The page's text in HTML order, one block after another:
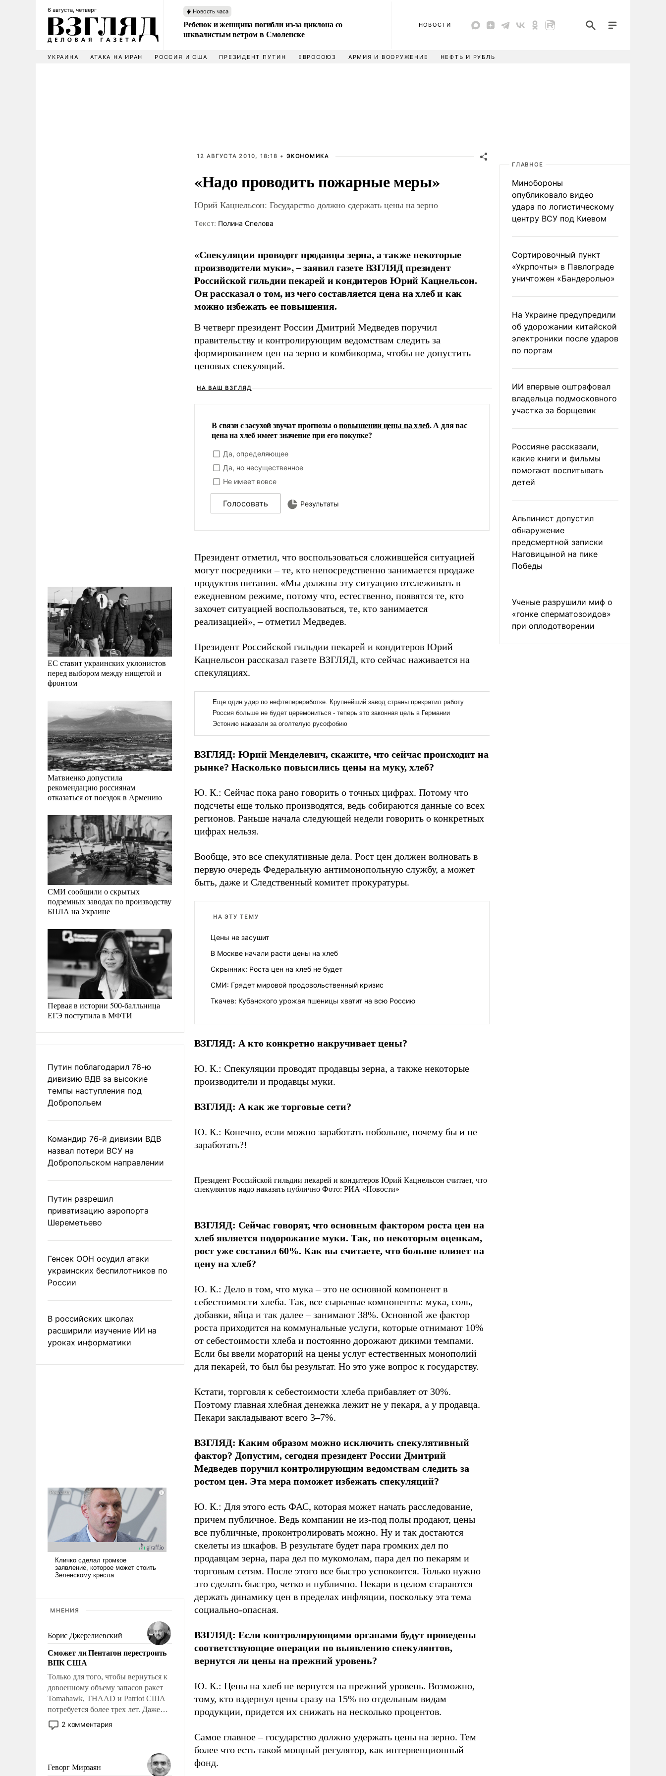
6 августа, четверг Новость часа
Ребенок и женщина погибли из-за циклона со
шквалистым ветром в Смоленске
НОВОСТИ
УКРАИНА АТАКА НА ИРАН РОССИЯ И США ПРЕЗИДЕНТ ПУТИН ЕВРОСОЮЗ АРМИЯ И ВООРУЖЕНИЕ НЕФТЬ И РУБЛЬ
ЕС ставит украинских уклонистов
перед выбором между нищетой и
фронтом
Матвиенко допустила
рекомендацию россиянам
отказаться от поездок в Армению
СМИ сообщили о скрытых
подземных заводах по производству
БПЛА на Украине
Первая в истории 500-балльница
ЕГЭ поступила в МФТИ
Путин поблагодарил 76-ю
дивизию ВДВ за высокие
темпы наступления под
Добропольем
Командир 76-й дивизии ВДВ
назвал потери ВСУ на
Добропольском направлении
Путин разрешил
приватизацию аэропорта
Шереметьево
Генсек ООН осудил атаки
украинских беспилотников по
России
В российских школах
расширили изучение ИИ на
уроках информатики
МНЕНИЯ
Борис Джерелиевский
Сможет ли Пентагон перестроить
ВПК США
Только для того, чтобы вернуться к
довоенному объему запасов ракет
Tomahawk, THAAD и Patriot США
потребуется более трех лет. Даже
небольшая война с Ираном
опустошила американские
уязвимости США, например, перед
2 комментария
Геворг Мирзаян
12 АВГУСТА 2010, 18:18 • ЭКОНОМИКА
«Надо проводить пожарные меры»
Юрий Кацнельсон: Государство должно сдержать цены на зерно
Tекст: Полина Спелова
«Спекуляции проводят продавцы зерна, а также некоторые
производители муки», – заявил газете ВЗГЛЯД президент
Российской гильдии пекарей и кондитеров Юрий Кацнельсон.
Он рассказал о том, из чего составляется цена на хлеб и как
можно избежать ее повышения.
В четверг президент России Дмитрий Медведев поручил
правительству и контролирующим ведомствам следить за
формированием цен на зерно и комбикорма, чтобы не допустить
ценовых спекуляций.
НА ВАШ ВЗГЛЯД
В связи с засухой звучат прогнозы оповышении цены на хлеб. А для вас
цена на хлеб имеет значение при его покупке?
Да, определяющее
Да, но несущественное
Не имеет вовсе
Голосовать Результаты
Президент отметил, что воспользоваться сложившейся ситуацией
могут посредники – те, кто непосредственно занимается продаже
продуктов питания. «Мы должны эту ситуацию отслеживать в
ежедневном режиме, потому что, естественно, появятся те, кто
захочет ситуацией воспользоваться, те, кто занимается
реализацией», – отметил Медведев.
Президент Российской гильдии пекарей и кондитеров Юрий
Кацнельсон рассказал газете ВЗГЛЯД, кто сейчас наживается на
спекуляциях.
ВЗГЛЯД: Юрий Менделевич, скажите, что сейчас происходит на
рынке? Насколько повысились цены на муку, хлеб?
Ю. К.: Сейчас пока рано говорить о точных цифрах. Потому что
подсчеты еще только производятся, ведь собираются данные со всех
регионов. Раньше начала следующей недели говорить о конкретных
цифрах нельзя.
Вообще, это все спекулятивные дела. Рост цен должен волновать в
первую очередь Федеральную антимонопольную службу, а может
быть, даже и Следственный комитет прокуратуры.
НА ЭТУ ТЕМУ
Цены не засушит
В Москве начали расти цены на хлеб
Скрынник: Роста цен на хлеб не будет
СМИ: Грядет мировой продовольственный кризис
Ткачев: Кубанского урожая пшеницы хватит на всю Россию
ВЗГЛЯД: А кто конкретно накручивает цены?
Ю. К.: Спекуляции проводят продавцы зерна, а также некоторые
производители и продавцы муки.
ВЗГЛЯД: А как же торговые сети?
Ю. К.: Конечно, если можно заработать побольше, почему бы и не
заработать?!
Президент Российской гильдии пекарей и кондитеров Юрий Кацнельсон считает, что
спекулянтов надо наказать публично Фото: РИА «Новости»
ВЗГЛЯД: Сейчас говорят, что основным фактором роста цен на
хлеб является подорожание муки. Так, по некоторым оценкам,
рост уже составил 60%. Как вы считаете, что больше влияет на
цену на хлеб?
Ю. К.: Дело в том, что мука – это не основной компонент в
себестоимости хлеба. Так, все сырьевые компоненты: мука, соль,
добавки, яйца и так далее – занимают 38%. Основной же фактор
роста приходится на коммунальные услуги, которые отнимают 10%
от себестоимости хлеба и постоянно дорожают дикими темпами.
Если бы ввели мораторий на цены услуг естественных монополий
для пекарей, то был бы результат. Но это уже вопрос к государству.
Кстати, торговля к себестоимости хлеба прибавляет от 30%.
Поэтому главная хлебная денежка лежит не у пекаря, а у продавца.
Пекари закладывают всего 3–7%.
ВЗГЛЯД: Каким образом можно исключить спекулятивный
фактор? Допустим, сегодня президент России Дмитрий
Медведев поручил контролирующим ведомствам следить за
ростом цен. Эта мера поможет избежать спекуляций?
Ю. К.: Для этого есть ФАС, которая может начать расследование,
причем публичное. Ведь компании не из-под полы продают, цены
все публичные, проконтролировать можно. Ну и так достаются
скелеты из шкафов. В результате будет пара громких дел по
продавцам зерна, пара дел по мукомолам, пара дел по пекарям и
торговым сетям. После этого все быстро успокоится. Только нужно
это сделать быстро, четко и публично. Пекари в целом стараются
держать динамику цен в пределах инфляции, поскольку эта тема
социально-опасная.
ВЗГЛЯД: Если контролирующими органами будут проведены
соответствующие операции по выявлению спекулянтов,
вернутся ли цены на прежний уровень?
Ю. К.: Цены на хлеб не вернутся на прежний уровень. Возможно,
тому, кто вздернул цены сразу на 15% по отдельным видам
продукции, придется их снижать на несколько процентов.
Самое главное – государство должно удержать цены на зерно. Тем
более что есть такой мощный регулятор, как интервенционный
фонд.
ГЛАВНОЕ
Минобороны
опубликовало видео
удара по логистическому
центру ВСУ под Киевом
Сортировочный пункт
«Укрпочты» в Павлограде
уничтожен «Бандеролью»
На Украине предупредили
об удорожании китайской
электроники после ударов
по портам
ИИ впервые оштрафовал
владельца подмосковного
участка за борщевик
Россияне рассказали,
какие книги и фильмы
помогают воспитывать
детей
Альпинист допустил
обнаружение
предсмертной записки
Наговицыной на пике
Победы
Ученые разрушили миф о
«гонке сперматозоидов»
при оплодотворении